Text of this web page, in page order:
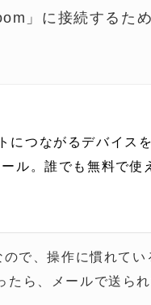
」に接続するた
につながるデバイス
ル。誰でも無料で
で、操作に慣れてい
ら、メールで送ら